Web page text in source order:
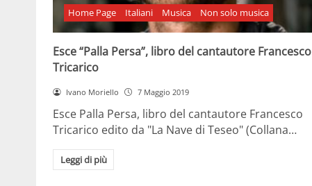
Home Page Italiani Musica Non solo musica
Esce “Palla Persa”, libro del cantautore Francesco
Tricarico
Ivano Moriello 7 Maggio 2019
Esce Palla Persa, libro del cantautore Francesco
Tricarico edito da "La Nave di Teseo" (Collana…
Leggi di più